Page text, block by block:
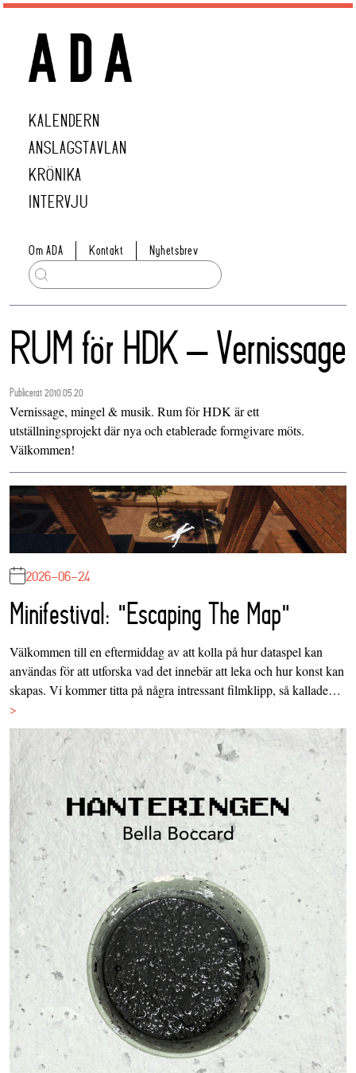
KALENDERN
ANSLAGSTAVLAN
KRÖNIKA
INTERVJU
Om ADA Kontakt Nyhetsbrev
RUM för HDK – Vernissage
Publicerat 2010.05.20
Vernissage, mingel & musik. Rum för HDK är ett
utställningsprojekt där nya och etablerade formgivare möts.
Välkommen!
2026-06-24
Minifestival: "Escaping The Map"
Välkommen till en eftermiddag av att kolla på hur dataspel kan
användas för att utforska vad det innebär att leka och hur konst kan
skapas. Vi kommer titta på några intressant filmklipp, så kallade…
>